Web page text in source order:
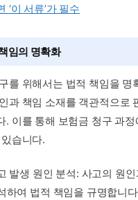
‘이 서류’가 필수
임의 명확화
를 위해서는 법적 책임을 명
과 책임 소재를 객관적으로
. 이를 통해 보험금 청구 과
습니다.
발생 원인 분석: 사고의 원
하여 법적 책임을 규명합니